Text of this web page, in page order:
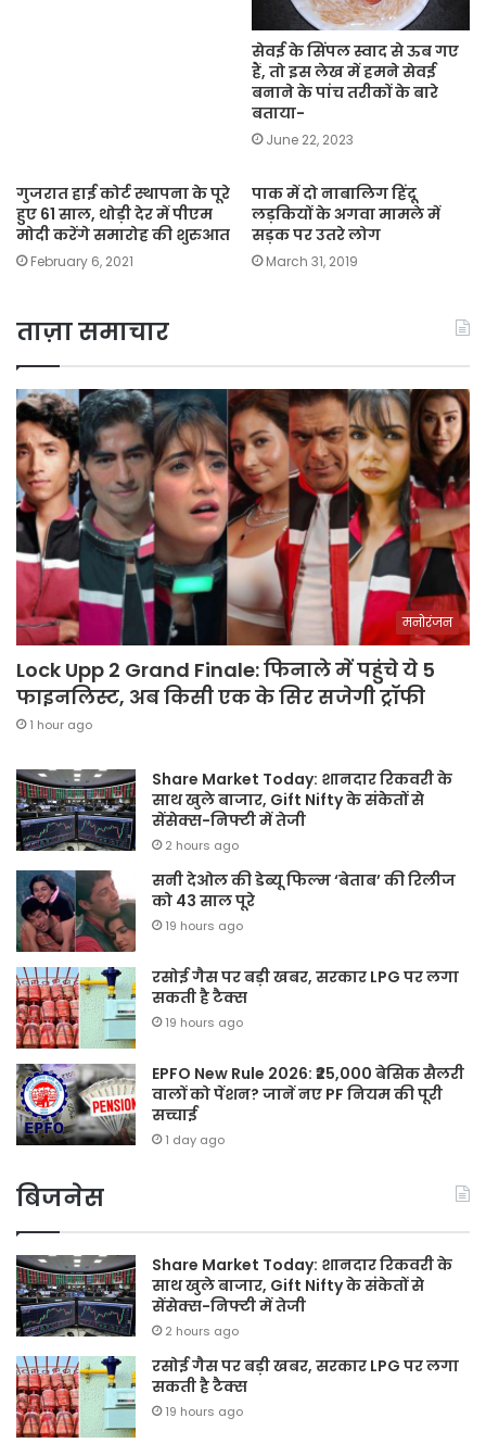
सेवई के सिंपल स्वाद से ऊब गए
हैं, तो इस लेख में हमने सेवई
बनाने के पांच तरीकों के बारे
बताया-
June 22, 2023
गुजरात हाई कोर्ट स्थापना के पूरे
हुए 61 साल, थोड़ी देर में पीएम
मोदी करेंगे समारोह की शुरुआत
February 6, 2021
पाक में दो नाबालिग हिंदू
लड़कियों के अगवा मामले में
सड़क पर उतरे लोग
March 31, 2019
ताज़ा समाचार
मनोरंजन
Lock Upp 2 Grand Finale: फिनाले में पहुंचे ये 5
फाइनलिस्ट, अब किसी एक के सिर सजेगी ट्रॉफी
1 hour ago
Share Market Today: शानदार रिकवरी के
साथ खुले बाजार, Gift Nifty के संकेतों से
सेंसेक्स-निफ्टी में तेजी
2 hours ago
सनी देओल की डेब्यू फिल्म ‘बेताब’ की रिलीज
को 43 साल पूरे
19 hours ago
रसोई गैस पर बड़ी खबर, सरकार LPG पर लगा
सकती है टैक्स
19 hours ago
EPFO New Rule 2026: ₹25,000 बेसिक सैलरी
वालों को पेंशन? जानें नए PF नियम की पूरी
सच्चाई
1 day ago
बिजनेस
Share Market Today: शानदार रिकवरी के
साथ खुले बाजार, Gift Nifty के संकेतों से
सेंसेक्स-निफ्टी में तेजी
2 hours ago
रसोई गैस पर बड़ी खबर, सरकार LPG पर लगा
सकती है टैक्स
19 hours ago